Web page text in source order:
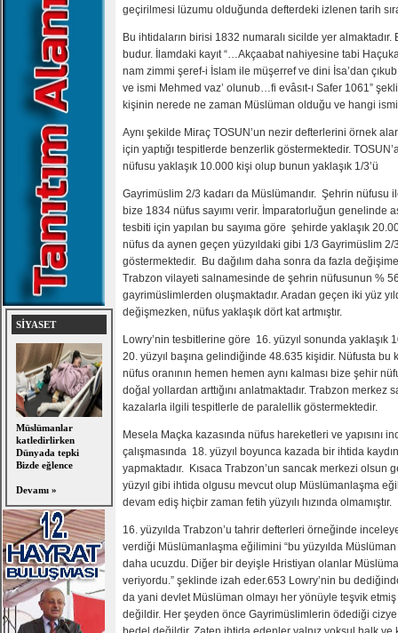
SİYASET
Müslümanlar
katledirlirken
Dünyada tepki
Bizde eğlence
Devamı »
geçirilmesi lüzumu olduğunda defterdeki izlenen tarih
Bu ihtidaların birisi 1832 numaralı sicilde yer
budur. İlamdaki kayıt “…Akçaabat nahiyesine tabi
nam zimmi şeref-i İslam ile müşerref ve dini İsa’dan
ve ismi Mehmed vaz’ olunub…fi evâsıt-ı Safer 1061”
kişinin nerede ne zaman Müslüman olduğu ve hangi ismi
Aynı şekilde Miraç TOSUN’un nezir defterlerini örnek
için yaptığı tespitlerde benzerlik göstermektedir.
nüfusu yaklaşık 10.000 kişi olup bunun yaklaşık 1/3’ü
Gayrimüslim 2/3 kadarı da Müslümandır. Şehrin nüfusu
bize 1834 nüfus sayımı verir. İmparatorluğun genelinde
tesbiti için yapılan bu sayıma göre şehirde yaklaşık
nüfus da aynen geçen yüzyıldaki gibi 1/3 Gayrimüslim 2/
göstermektedir. Bu dağılım daha sonra da fazla değişime
Trabzon vilayeti salnamesinde de şehrin nüfusunun %
gayrimüslimlerden oluşmaktadır. Aradan geçen iki yüz
değişmezken, nüfus yaklaşık dört kat artmıştır.
Lowry’nin tesbitlerine göre 16. yüzyıl sonunda
20. yüzyıl başına gelindiğinde 48.635 kişidir. Nüfusta bu
nüfus oranının hemen hemen aynı kalması bize şehir
doğal yollardan arttığını anlatmaktadır. Trabzon merkez
kazalarla ilgili tespitlerle de paralellik göstermektedir.
Mesela Maçka kazasında nüfus hareketleri ve yapısını
çalışmasında 18. yüzyıl boyunca kazada bir ihtida
yapmaktadır. Kısaca Trabzon’un sancak merkezi olsun
yüzyıl gibi ihtida olgusu mevcut olup Müslümanlaşma
devam ediş hiçbir zaman fetih yüzyılı hızında olmamıştır.
16. yüzyılda Trabzon’u tahrir defterleri örneğinde
verdiği Müslümanlaşma eğilimini “bu yüzyılda
daha ucuzdu. Diğer bir deyişle Hristiyan olanlar
veriyordu.” şeklinde izah eder.653 Lowry’nin bu
da yani devlet Müslüman olmayı her yönüyle teşvik
değildir. Her şeyden önce Gayrimüslimlerin ödediği